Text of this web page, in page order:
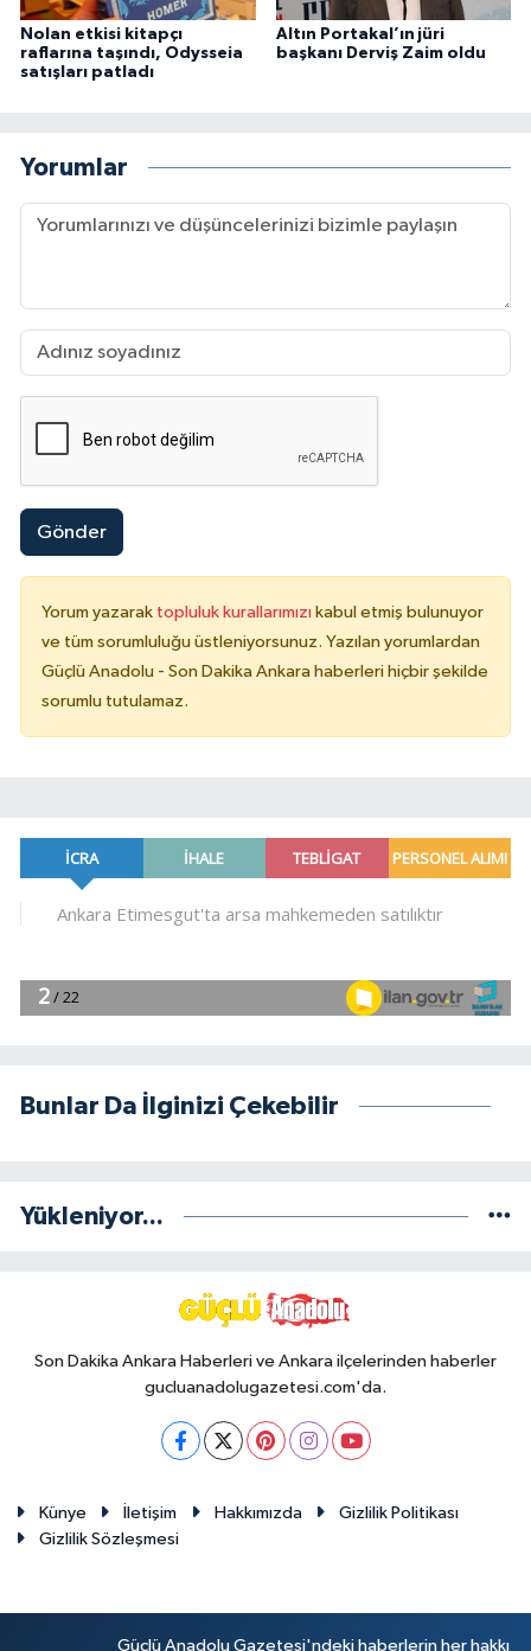
Nolan etkisi kitapçı
raflarına taşındı, Odysseia
satışları patladı
Altın Portakal’ın jüri
başkanı Derviş Zaim oldu
Yorumlar
Gönder
Yorum yazarak topluluk kurallarımızı kabul etmiş bulunuyor
ve tüm sorumluluğu üstleniyorsunuz. Yazılan yorumlardan
Güçlü Anadolu - Son Dakika Ankara haberleri hiçbir şekilde
sorumlu tutulamaz.
Bunlar Da İlginizi Çekebilir
Yükleniyor...
Son Dakika Ankara Haberleri ve Ankara ilçelerinden haberler
gucluanadolugazetesi.com'da.
Künye İletişim Hakkımızda
Gizlilik Politikası
Gizlilik Sözleşmesi
Güçlü Anadolu Gazetesi'ndeki haberlerin her hakkı